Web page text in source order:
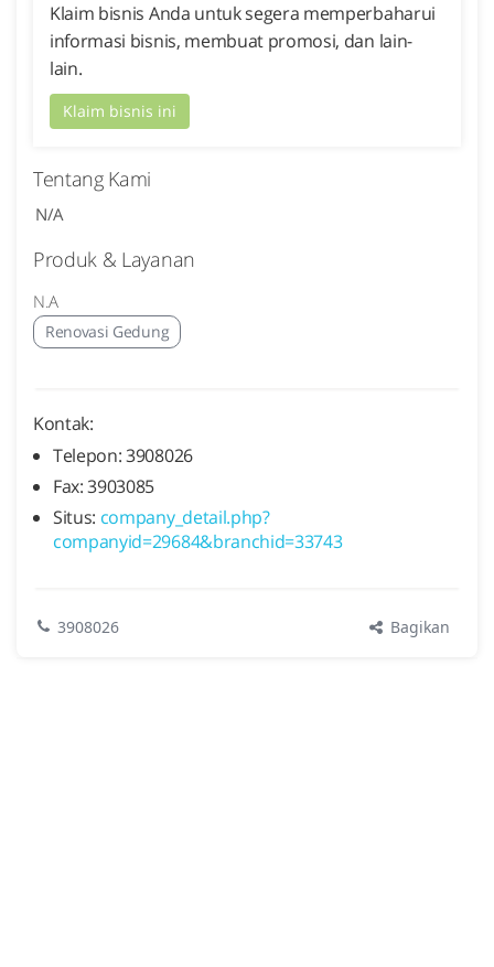
Klaim bisnis Anda untuk segera memperbaharui
informasi bisnis, membuat promosi, dan lain-
lain.
Klaim bisnis ini
Tentang Kami
N/A
Produk & Layanan
N.A
Renovasi Gedung
Kontak:
Telepon: 3908026
Fax: 3903085
Situs: company_detail.php?
companyid=29684&branchid=33743
3908026 Bagikan